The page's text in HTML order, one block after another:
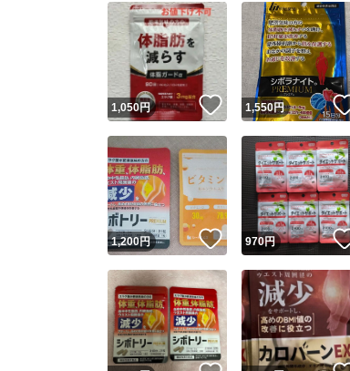
1,050円 いいね！
1,550円
1,200円 いいね！
970円